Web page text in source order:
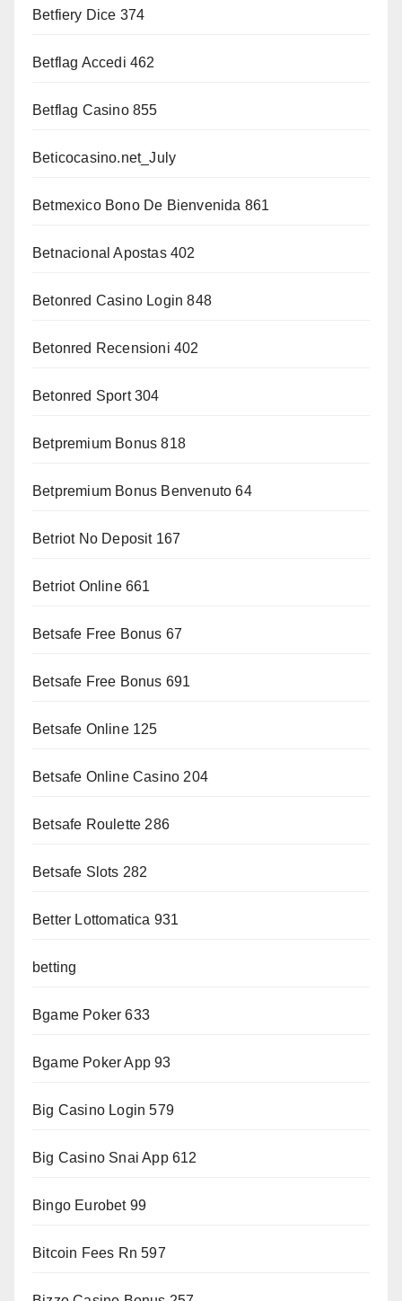
Betfiery Dice 374
Betflag Accedi 462
Betflag Casino 855
Beticocasino.net_July
Betmexico Bono De Bienvenida 861
Betnacional Apostas 402
Betonred Casino Login 848
Betonred Recensioni 402
Betonred Sport 304
Betpremium Bonus 818
Betpremium Bonus Benvenuto 64
Betriot No Deposit 167
Betriot Online 661
Betsafe Free Bonus 67
Betsafe Free Bonus 691
Betsafe Online 125
Betsafe Online Casino 204
Betsafe Roulette 286
Betsafe Slots 282
Better Lottomatica 931
betting
Bgame Poker 633
Bgame Poker App 93
Big Casino Login 579
Big Casino Snai App 612
Bingo Eurobet 99
Bitcoin Fees Rn 597